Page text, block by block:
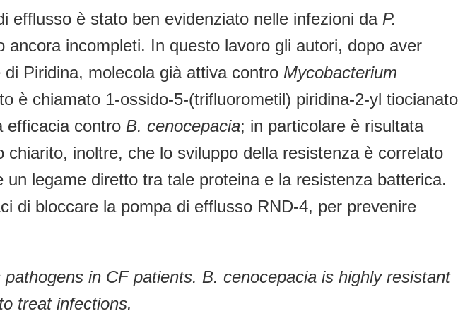
efflusso è stato ben evidenziato nelle infezioni da P.
ancora incompleti. In questo lavoro gli autori, dopo aver
Piridina, molecola già attiva contro Mycobacterium
è chiamato 1-ossido-5-(trifluorometil) piridina-2-yl tiocianato
efficacia contro B. cenocepacia; in particolare è risultata
inoltre, che lo sviluppo della resistenza è correlato
legame diretto tra tale proteina e la resistenza batterica.
di bloccare la pompa di efflusso RND-4, per prevenire
in CF patients. B. cenocepacia is highly resistant
treat infections.